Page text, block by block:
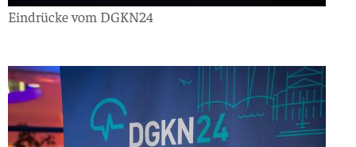
Eindrücke vom DGKN24